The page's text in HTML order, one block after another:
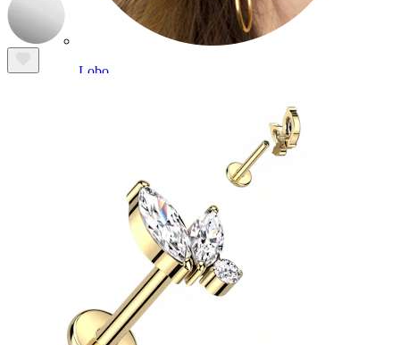
Lobo